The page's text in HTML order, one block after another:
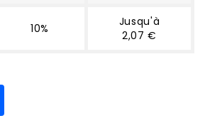
10%
Jusqu'à
2,07 €